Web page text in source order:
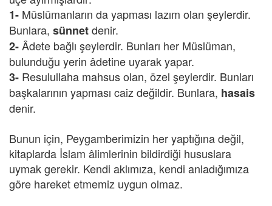
1- Müslümanların da yapması lazım olan şeylerdir.
Bunlara, sünnetdenir.
2-Âdete bağlı şeylerdir. Bunları her Müslüman,
bulunduğu yerin âdetine uyarak yapar.
3- Resulullaha mahsus olan, özel şeylerdir. Bunları
başkalarının yapması caiz değildir. Bunlara, hasais
denir.
Bunun için, Peygamberimizin her yaptığına değil,
kitaplarda İslam âlimlerinin bildirdiği hususlara
uymak gerekir. Kendi aklımıza, kendi anladığımıza
göre hareket etmemiz uygun olmaz.